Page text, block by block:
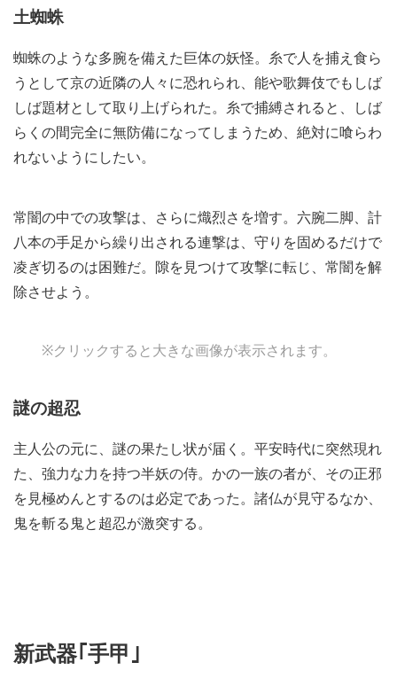
土蜘蛛
蜘蛛のような多腕を備えた巨体の妖怪。糸で人を捕え食ら
うとして京の近隣の人々に恐れられ、能や歌舞伎でもしば
しば題材として取り上げられた。糸で捕縛されると、しば
らくの間完全に無防備になってしまうため、絶対に喰らわ
れないようにしたい。
常闇の中での攻撃は、さらに熾烈さを増す。六腕二脚、計
八本の手足から繰り出される連撃は、守りを固めるだけで
凌ぎ切るのは困難だ。隙を見つけて攻撃に転じ、常闇を解
除させよう。
※クリックすると大きな画像が表示されます。
謎の超忍
主人公の元に、謎の果たし状が届く。平安時代に突然現れ
た、強力な力を持つ半妖の侍。かの一族の者が、その正邪
を見極めんとするのは必定であった。諸仏が見守るなか、
鬼を斬る鬼と超忍が激突する。
新武器｢手甲｣